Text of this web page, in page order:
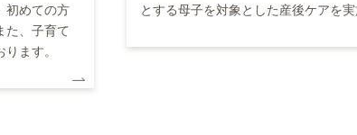
初めての方
た、子育て
ます。
とする母子を対象とした産後ケアを実